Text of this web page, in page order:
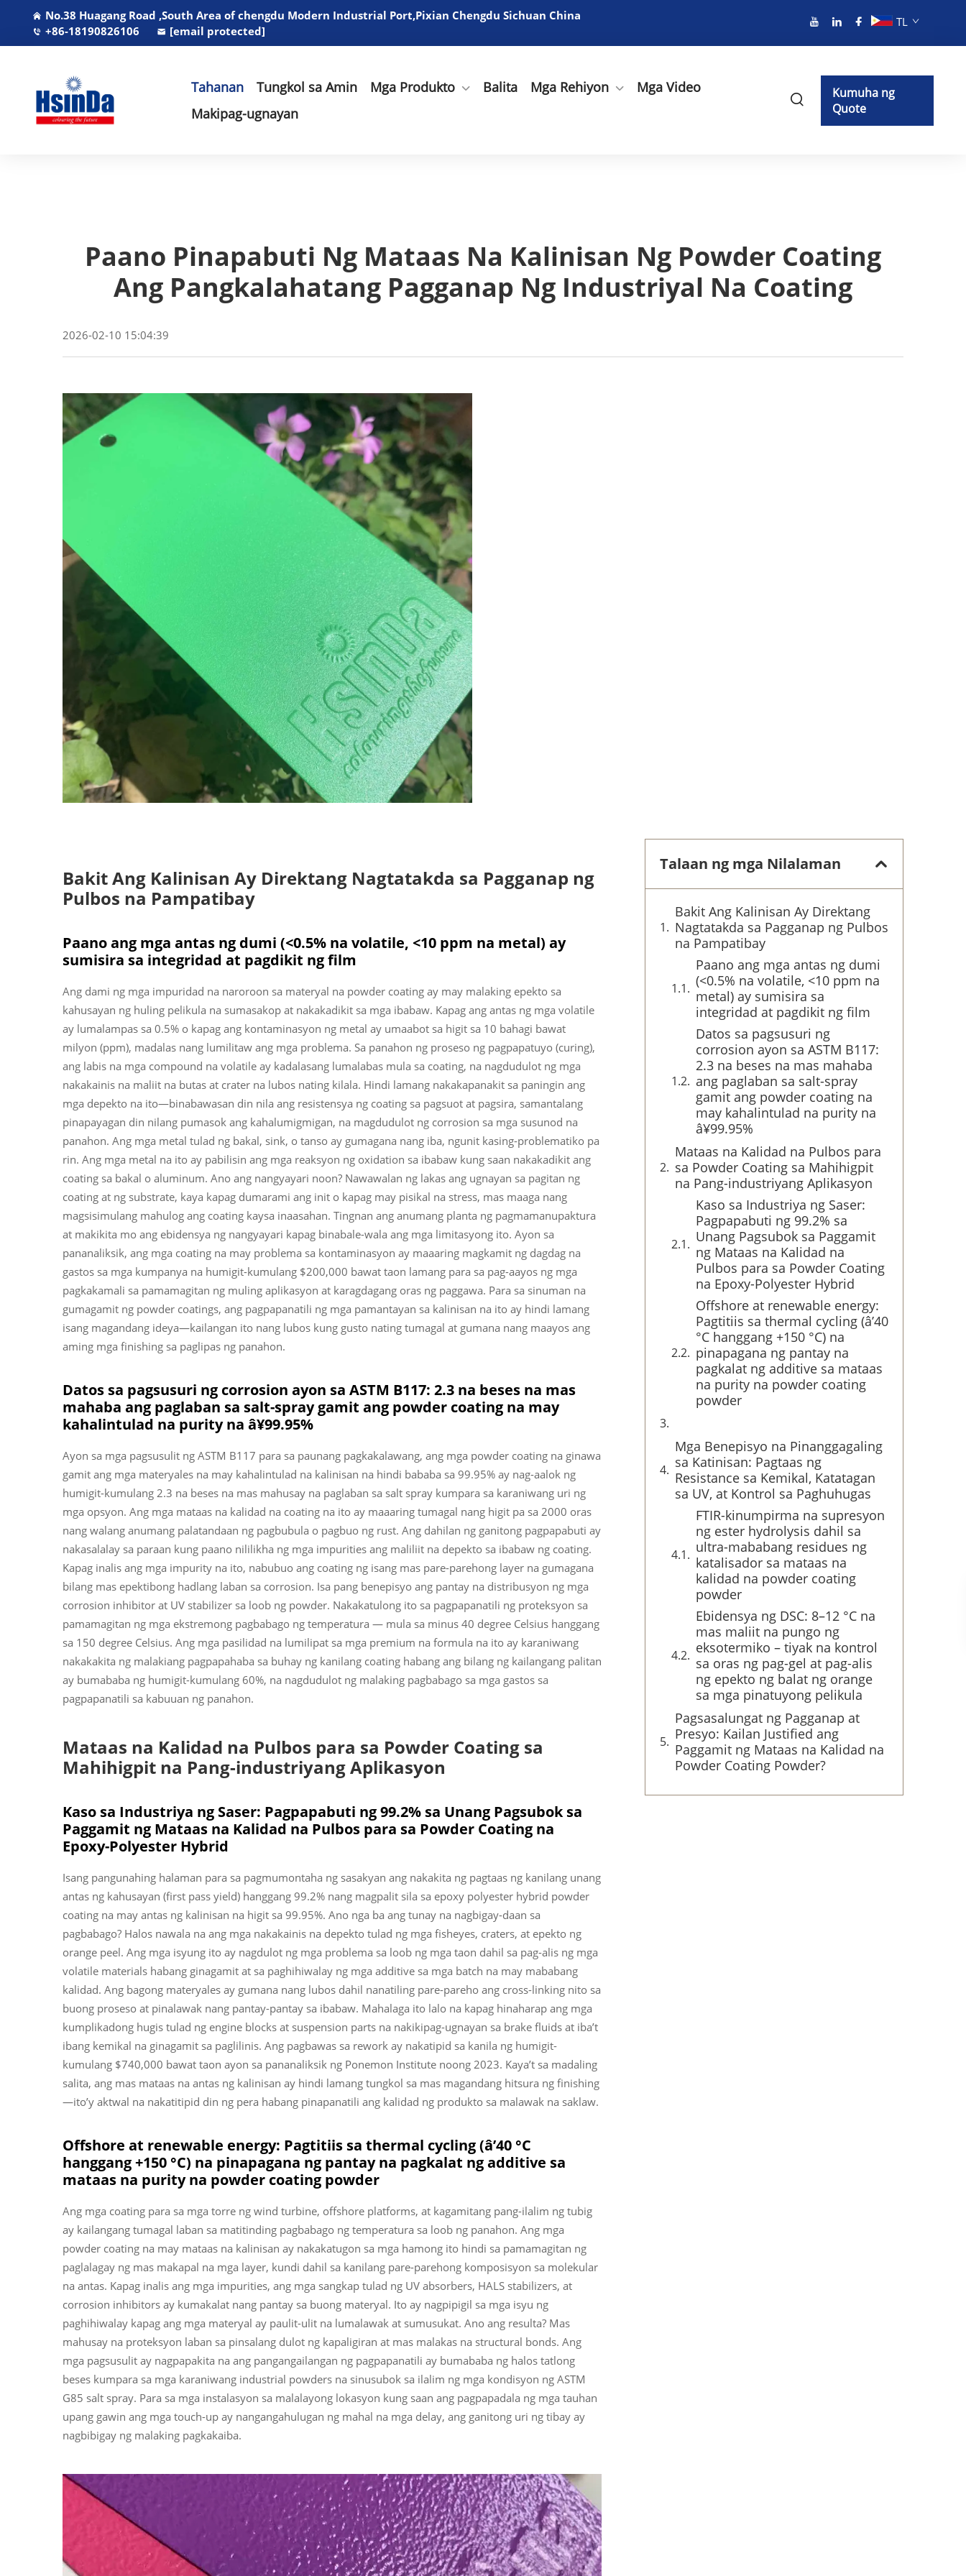
No.38 Huagang Road ,South Area of chengdu Modern Industrial Port,Pixian Chengdu Sichuan China
+86-18190826106
[email protected]
TL
Tahanan Tungkol sa Amin Mga Produkto Balita Mga Rehiyon
Mga Video
Makipag-ugnayan
Kumuha ng
Quote
Paano Pinapabuti Ng Mataas Na Kalinisan Ng Powder Coating
Ang Pangkalahatang Pagganap Ng Industriyal Na Coating
2026-02-10 15:04:39
Bakit Ang Kalinisan Ay Direktang Nagtatakda sa Pagganap ng
Pulbos na Pampatibay
Paano ang mga antas ng dumi (<0.5% na volatile, <10 ppm na metal) ay
sumisira sa integridad at pagdikit ng film
Ang dami ng mga impuridad na naroroon sa materyal na powder coating ay may malaking epekto sa
kahusayan ng huling pelikula na sumasakop at nakakadikit sa mga ibabaw. Kapag ang antas ng mga volatile
ay lumalampas sa 0.5% o kapag ang kontaminasyon ng metal ay umaabot sa higit sa 10 bahagi bawat
milyon (ppm), madalas nang lumilitaw ang mga problema. Sa panahon ng proseso ng pagpapatuyo (curing),
ang labis na mga compound na volatile ay kadalasang lumalabas mula sa coating, na nagdudulot ng mga
nakakainis na maliit na butas at crater na lubos nating kilala. Hindi lamang nakakapanakit sa paningin ang
mga depekto na ito—binabawasan din nila ang resistensya ng coating sa pagsuot at pagsira, samantalang
pinapayagan din nilang pumasok ang kahalumigmigan, na magdudulot ng corrosion sa mga susunod na
panahon. Ang mga metal tulad ng bakal, sink, o tanso ay gumagana nang iba, ngunit kasing-problematiko pa
rin. Ang mga metal na ito ay pabilisin ang mga reaksyon ng oxidation sa ibabaw kung saan nakakadikit ang
coating sa bakal o aluminum. Ano ang nangyayari noon? Nawawalan ng lakas ang ugnayan sa pagitan ng
coating at ng substrate, kaya kapag dumarami ang init o kapag may pisikal na stress, mas maaga nang
magsisimulang mahulog ang coating kaysa inaasahan. Tingnan ang anumang planta ng pagmamanupaktura
at makikita mo ang ebidensya ng nangyayari kapag binabale-wala ang mga limitasyong ito. Ayon sa
pananaliksik, ang mga coating na may problema sa kontaminasyon ay maaaring magkamit ng dagdag na
gastos sa mga kumpanya na humigit-kumulang $200,000 bawat taon lamang para sa pag-aayos ng mga
pagkakamali sa pamamagitan ng muling aplikasyon at karagdagang oras ng paggawa. Para sa sinuman na
gumagamit ng powder coatings, ang pagpapanatili ng mga pamantayan sa kalinisan na ito ay hindi lamang
isang magandang ideya—kailangan ito nang lubos kung gusto nating tumagal at gumana nang maayos ang
aming mga finishing sa paglipas ng panahon.
Datos sa pagsusuri ng corrosion ayon sa ASTM B117: 2.3 na beses na mas
mahaba ang paglaban sa salt-spray gamit ang powder coating na may
kahalintulad na purity na â¥99.95%
Ayon sa mga pagsusulit ng ASTM B117 para sa paunang pagkakalawang, ang mga powder coating na ginawa
gamit ang mga materyales na may kahalintulad na kalinisan na hindi bababa sa 99.95% ay nag-aalok ng
humigit-kumulang 2.3 na beses na mas mahusay na paglaban sa salt spray kumpara sa karaniwang uri ng
mga opsyon. Ang mga mataas na kalidad na coating na ito ay maaaring tumagal nang higit pa sa 2000 oras
nang walang anumang palatandaan ng pagbubula o pagbuo ng rust. Ang dahilan ng ganitong pagpapabuti ay
nakasalalay sa paraan kung paano nililikha ng mga impurities ang maliliit na depekto sa ibabaw ng coating.
Kapag inalis ang mga impurity na ito, nabubuo ang coating ng isang mas pare-parehong layer na gumagana
bilang mas epektibong hadlang laban sa corrosion. Isa pang benepisyo ang pantay na distribusyon ng mga
corrosion inhibitor at UV stabilizer sa loob ng powder. Nakakatulong ito sa pagpapanatili ng proteksyon sa
pamamagitan ng mga ekstremong pagbabago ng temperatura — mula sa minus 40 degree Celsius hanggang
sa 150 degree Celsius. Ang mga pasilidad na lumilipat sa mga premium na formula na ito ay karaniwang
nakakakita ng malakiang pagpapahaba sa buhay ng kanilang coating habang ang bilang ng kailangang palitan
ay bumababa ng humigit-kumulang 60%, na nagdudulot ng malaking pagbabago sa mga gastos sa
pagpapanatili sa kabuuan ng panahon.
Mataas na Kalidad na Pulbos para sa Powder Coating sa
Mahihigpit na Pang-industriyang Aplikasyon
Kaso sa Industriya ng Saser: Pagpapabuti ng 99.2% sa Unang Pagsubok sa
Paggamit ng Mataas na Kalidad na Pulbos para sa Powder Coating na
Epoxy-Polyester Hybrid
Isang pangunahing halaman para sa pagmumontaha ng sasakyan ang nakakita ng pagtaas ng kanilang unang
antas ng kahusayan (first pass yield) hanggang 99.2% nang magpalit sila sa epoxy polyester hybrid powder
coating na may antas ng kalinisan na higit sa 99.95%. Ano nga ba ang tunay na nagbigay-daan sa
pagbabago? Halos nawala na ang mga nakakainis na depekto tulad ng mga fisheyes, craters, at epekto ng
orange peel. Ang mga isyung ito ay nagdulot ng mga problema sa loob ng mga taon dahil sa pag-alis ng mga
volatile materials habang ginagamit at sa paghihiwalay ng mga additive sa mga batch na may mababang
kalidad. Ang bagong materyales ay gumana nang lubos dahil nanatiling pare-pareho ang cross-linking nito sa
buong proseso at pinalawak nang pantay-pantay sa ibabaw. Mahalaga ito lalo na kapag hinaharap ang mga
kumplikadong hugis tulad ng engine blocks at suspension parts na nakikipag-ugnayan sa brake fluids at iba’t
ibang kemikal na ginagamit sa paglilinis. Ang pagbawas sa rework ay nakatipid sa kanila ng humigit-
kumulang $740,000 bawat taon ayon sa pananaliksik ng Ponemon Institute noong 2023. Kaya’t sa madaling
salita, ang mas mataas na antas ng kalinisan ay hindi lamang tungkol sa mas magandang hitsura ng finishing
—ito’y aktwal na nakatitipid din ng pera habang pinapanatili ang kalidad ng produkto sa malawak na saklaw.
Offshore at renewable energy: Pagtitiis sa thermal cycling (â’40 °C
hanggang +150 °C) na pinapagana ng pantay na pagkalat ng additive sa
mataas na purity na powder coating powder
Ang mga coating para sa mga torre ng wind turbine, offshore platforms, at kagamitang pang-ilalim ng tubig
ay kailangang tumagal laban sa matitinding pagbabago ng temperatura sa loob ng panahon. Ang mga
powder coating na may mataas na kalinisan ay nakakatugon sa mga hamong ito hindi sa pamamagitan ng
paglalagay ng mas makapal na mga layer, kundi dahil sa kanilang pare-parehong komposisyon sa molekular
na antas. Kapag inalis ang mga impurities, ang mga sangkap tulad ng UV absorbers, HALS stabilizers, at
corrosion inhibitors ay kumakalat nang pantay sa buong materyal. Ito ay nagpipigil sa mga isyu ng
paghihiwalay kapag ang mga materyal ay paulit-ulit na lumalawak at sumusukat. Ano ang resulta? Mas
mahusay na proteksyon laban sa pinsalang dulot ng kapaligiran at mas malakas na structural bonds. Ang
mga pagsusulit ay nagpapakita na ang pangangailangan ng pagpapanatili ay bumababa ng halos tatlong
beses kumpara sa mga karaniwang industrial powders na sinusubok sa ilalim ng mga kondisyon ng ASTM
G85 salt spray. Para sa mga instalasyon sa malalayong lokasyon kung saan ang pagpapadala ng mga tauhan
upang gawin ang mga touch-up ay nangangahulugan ng mahal na mga delay, ang ganitong uri ng tibay ay
nagbibigay ng malaking pagkakaiba.
Talaan ng mga Nilalaman
Bakit Ang Kalinisan Ay Direktang
Nagtatakda sa Pagganap ng Pulbos
na Pampatibay
Paano ang mga antas ng dumi
(<0.5% na volatile, <10 ppm na
metal) ay sumisira sa
integridad at pagdikit ng film
Datos sa pagsusuri ng
corrosion ayon sa ASTM B117:
2.3 na beses na mas mahaba
ang paglaban sa salt-spray
gamit ang powder coating na
may kahalintulad na purity na
â¥99.95%
Mataas na Kalidad na Pulbos para
sa Powder Coating sa Mahihigpit
na Pang-industriyang Aplikasyon
Kaso sa Industriya ng Saser:
Pagpapabuti ng 99.2% sa
Unang Pagsubok sa Paggamit
ng Mataas na Kalidad na
Pulbos para sa Powder Coating
na Epoxy-Polyester Hybrid
Offshore at renewable energy:
Pagtitiis sa thermal cycling (â’40
°C hanggang +150 °C) na
pinapagana ng pantay na
pagkalat ng additive sa mataas
na purity na powder coating
powder
Mga Benepisyo na Pinanggagaling
sa Katinisan: Pagtaas ng
Resistance sa Kemikal, Katatagan
sa UV, at Kontrol sa Paghuhugas
FTIR-kinumpirma na supresyon
ng ester hydrolysis dahil sa
ultra-mababang residues ng
katalisador sa mataas na
kalidad na powder coating
powder
Ebidensya ng DSC: 8–12 °C na
mas maliit na pungo ng
eksotermiko – tiyak na kontrol
sa oras ng pag-gel at pag-alis
ng epekto ng balat ng orange
sa mga pinatuyong pelikula
Pagsasalungat ng Pagganap at
Presyo: Kailan Justified ang
Paggamit ng Mataas na Kalidad na
Powder Coating Powder?